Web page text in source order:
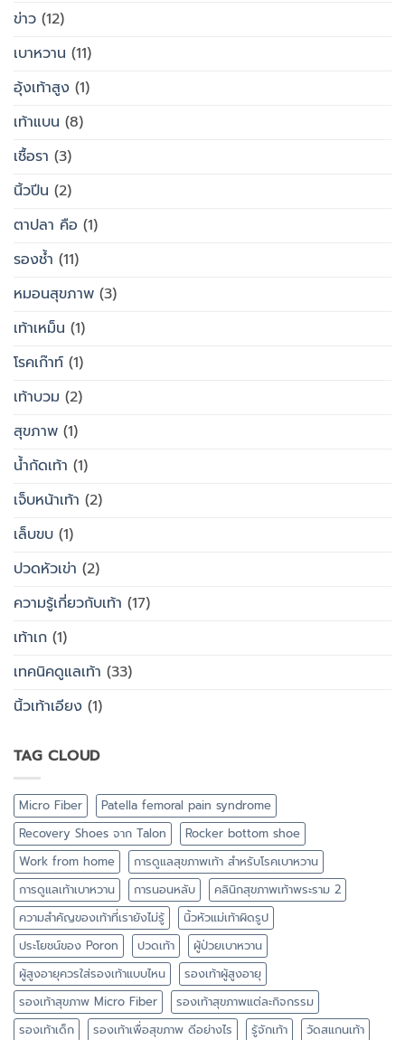
ข่าว (12)
เบาหวาน (11)
อุ้งเท้าสูง (1)
เท้าแบน (8)
เชื้อรา (3)
นิ้วปีน (2)
ตาปลา คือ (1)
รองช้ำ (11)
หมอนสุขภาพ (3)
เท้าเหม็น (1)
โรคเก๊าท์ (1)
เท้าบวม (2)
สุขภาพ (1)
น้ำกัดเท้า (1)
เจ็บหน้าเท้า (2)
เล็บขบ (1)
ปวดหัวเข่า (2)
ความรู้เกี่ยวกับเท้า (17)
เท้าเก (1)
เทคนิคดูแลเท้า (33)
นิ้วเท้าเอียง (1)
TAG CLOUD
Micro Fiber
Patella femoral pain syndrome
Recovery Shoes จาก Talon
Rocker bottom shoe
Work from home
การดูแลสุขภาพเท้า สำหรับโรคเบาหวาน
การดูแลเท้าเบาหวาน
การนอนหลับ
คลินิกสุขภาพเท้าพระราม 2
ความสำคัญของเท้าที่เรายังไม่รู้
นิ้วหัวแม่เท้าผิดรูป
ประโยชน์ของ Poron
ปวดเท้า
ผู้ป่วยเบาหวาน
ผู้สูงอายุควรใส่รองเท้าแบบไหน
รองเท้าผู้สูงอายุ
รองเท้าสุขภาพ Micro Fiber
รองเท้าสุขภาพแต่ละกิจกรรม
รองเท้าเด็ก
รองเท้าเพื่อสุขภาพ ดีอย่างไร รู้จักเท้า
วัดสแกนเท้า